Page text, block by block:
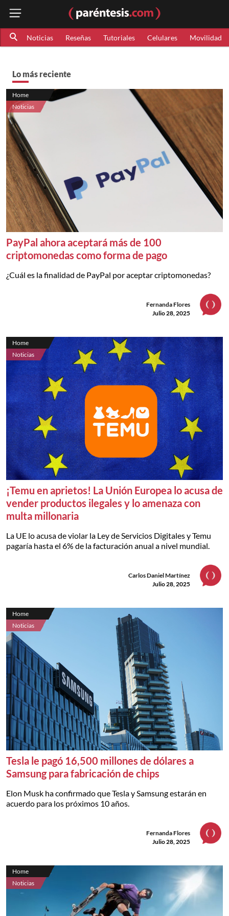
Noticias Reseñas Tutoriales Celulares Movilidad
Lo más reciente
Home
Noticias
PayPal ahora aceptará más de 100
criptomonedas como forma de pago
¿Cuál es la finalidad de PayPal por aceptar criptomonedas?
Fernanda Flores
Julio 28, 2025
Home
Noticias
¡Temu en aprietos! La Unión Europea lo acusa de
vender productos ilegales y lo amenaza con
multa millonaria
La UE lo acusa de violar la Ley de Servicios Digitales y Temu
pagaría hasta el 6% de la facturación anual a nivel mundial.
Carlos Daniel Martínez
Julio 28, 2025
Home
Noticias
Tesla le pagó 16,500 millones de dólares a
Samsung para fabricación de chips
Elon Musk ha confirmado que Tesla y Samsung estarán en
acuerdo para los próximos 10 años.
Fernanda Flores
Julio 28, 2025
Home
Noticias